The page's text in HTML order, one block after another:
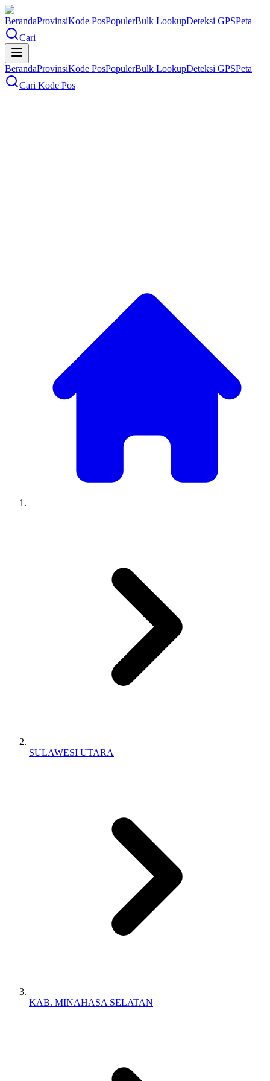
BerandaProvinsiKode PosPopulerBulk LookupDeteksi GPSPeta
Cari
BerandaProvinsiKode PosPopulerBulk LookupDeteksi GPSPeta
Cari Kode Pos
SULAWESI UTARA
KAB. MINAHASA SELATAN